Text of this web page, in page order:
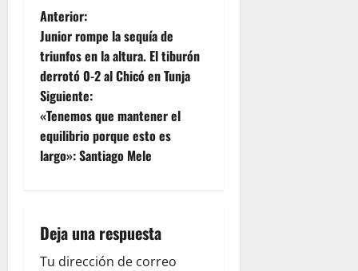
Anterior:
Junior rompe la sequía de
triunfos en la altura. El tiburón
derrotó 0-2 al Chicó en Tunja
Siguiente:
«Tenemos que mantener el
equilibrio porque esto es
largo»: Santiago Mele
Deja una respuesta
Tu dirección de correo